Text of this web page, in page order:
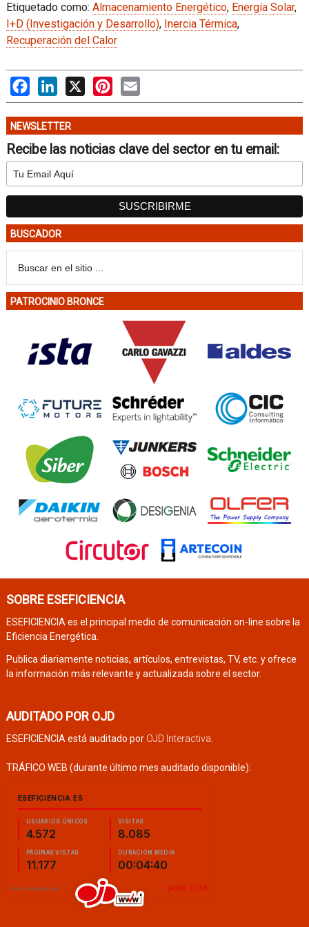
Etiquetado como: Almacenamiento Energético, Energía Solar,
I+D (Investigación y Desarrollo), Inercia Térmica,
Recuperación del Calor
FacebookLinkedIn
X PinterestEmail
NEWSLETTER
Recibe las noticias clave del sector en tu email:
BUSCADOR
PATROCINIO BRONCE
SOBRE ESEFICIENCIA
ESEFICIENCIA es el principal medio de comunicación on-line sobre la
Eficiencia Energética.
Publica diariamente noticias, artículos, entrevistas, TV, etc. y ofrece
la información más relevante y actualizada sobre el sector.
AUDITADO POR OJD
ESEFICIENCIA está auditado por OJD Interactiva
TRÁFICO WEB (durante último mes auditado disponible):